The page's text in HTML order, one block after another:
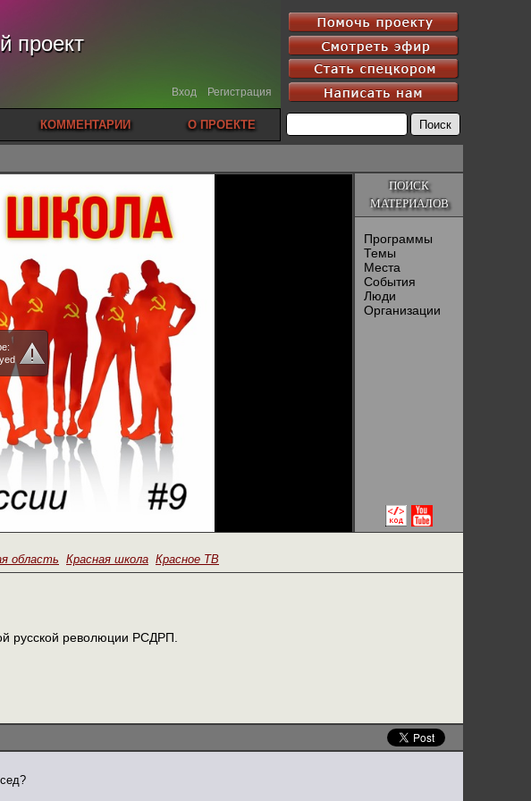
проект
Вход Регистрация
КОММЕНТАРИИ О ПРОЕКТЕ
ПОИСК
МАТЕРИАЛОВ
Программы
Темы
Места
События
Люди
Организации
область Красная школа Красное ТВ
русской революции РСДРП.